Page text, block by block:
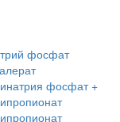
фосфат
фосфат +